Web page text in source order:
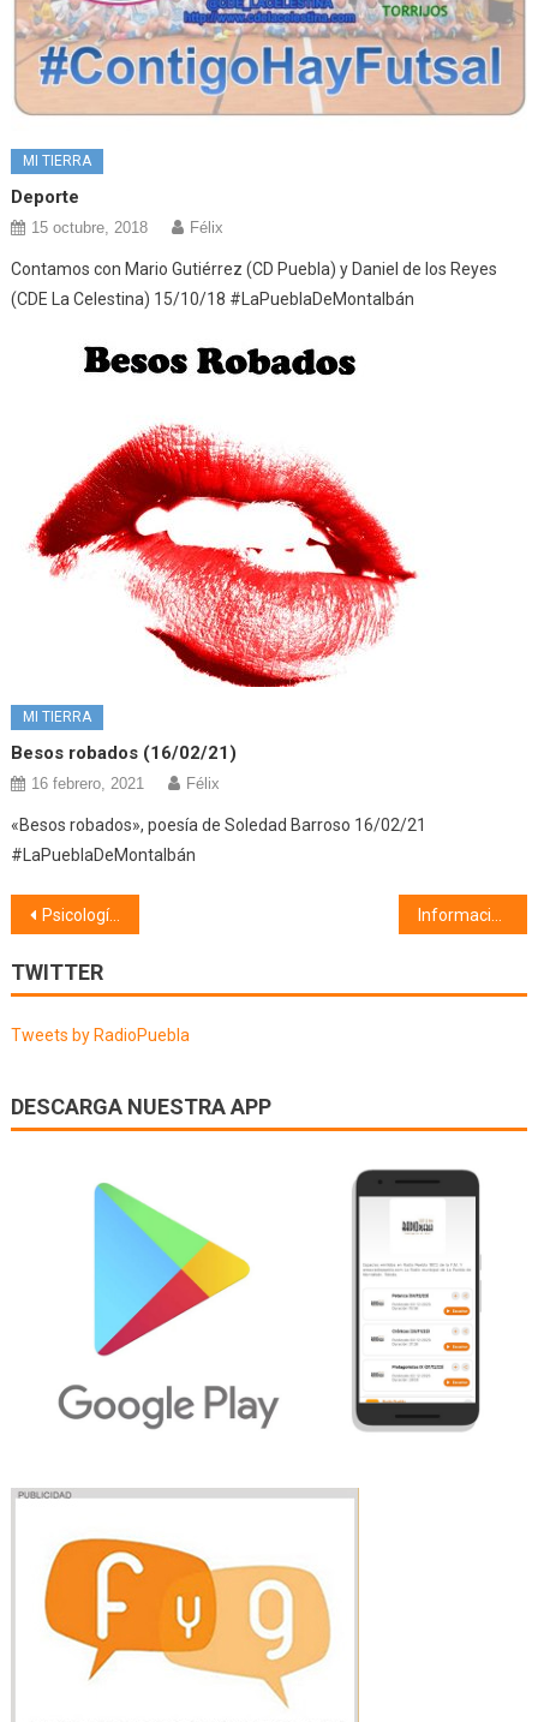
MI TIERRA
Deporte
15 octubre, 2018 Félix
Contamos con Mario Gutiérrez (CD Puebla) y Daniel de los Reyes
(CDE La Celestina) 15/10/18 #LaPueblaDeMontalbán
MI TIERRA
Besos robados (16/02/21)
16 febrero, 2021 Félix
«Besos robados», poesía de Soledad Barroso 16/02/21
#LaPueblaDeMontalbán
Navegación
de
entradas
Psicología (18/06/20) Miedo a volar
TWITTER
Tweets by RadioPuebla
DESCARGA NUESTRA APP